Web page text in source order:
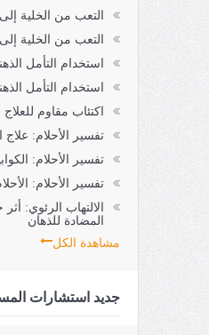
التعب من الخلية إلى
التعب من الخلية إلى
استخدام التأمل
استخدام التأمل
اكتئاب مقاوم
تفسير الأحلام: علاج
تفسير الأحلام:
تفسير الأحلام:
الالتهاب الرئوي:
المضادة للذهان
مشاهدة الكل
جديد استشارات